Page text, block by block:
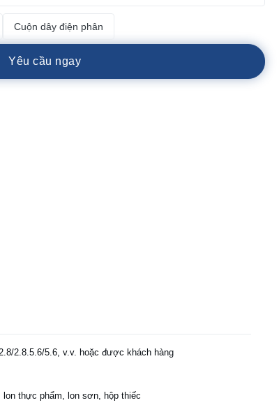
Cuộn dây điện phân
Yêu cầu ngay
2.8.5.6/5.6, v.v. hoặc được khách hàng
lon thực phẩm, lon sơn, hộp thiếc